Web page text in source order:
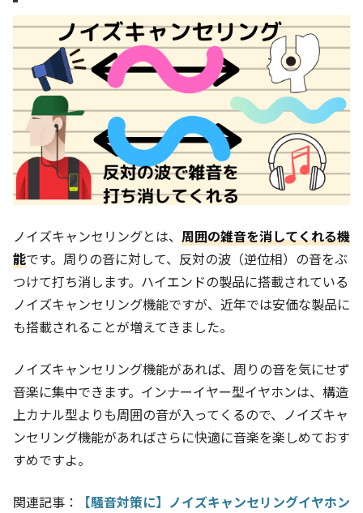
ノイズキャンセリングとは、 周囲の雑音を消してくれる機
能です。周りの音に対して、反対の波（逆位相）の音をぶ
つけて打ち消します。ハイエンドの製品に搭載されている
ノイズキャンセリング機能ですが、近年では安価な製品に
も搭載されることが増えてきました。
ノイズキャンセリング機能があれば、周りの音を気にせず
音楽に集中できます。インナーイヤー型イヤホンは、構造
上カナル型よりも周囲の音が入ってくるので、ノイズキャ
ンセリング機能があればさらに快適に音楽を楽しめておす
すめですよ。
関連記事：
【騒音対策に】ノイズキャンセリングイヤホン